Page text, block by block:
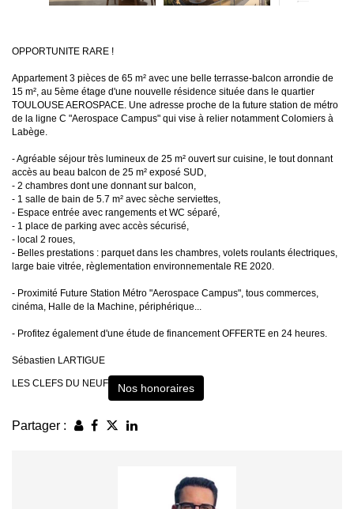
OPPORTUNITE RARE !
Appartement 3 pièces de 65 m² avec une belle terrasse-balcon arrondie de
15 m², au 5ème étage d'une nouvelle résidence située dans le quartier
TOULOUSE AEROSPACE. Une adresse proche de la future station de métro
de la ligne C "Aerospace Campus" qui vise à relier notamment Colomiers à
Labège.
- Agréable séjour très lumineux de 25 m² ouvert sur cuisine, le tout donnant
accès au beau balcon de 25 m² exposé SUD,
- 2 chambres dont une donnant sur balcon,
- 1 salle de bain de 5.7 m² avec sèche serviettes,
- Espace entrée avec rangements et WC séparé,
- 1 place de parking avec accès sécurisé,
- local 2 roues,
- Belles prestations : parquet dans les chambres, volets roulants électriques,
large baie vitrée, règlementation environnementale RE 2020.
- Proximité Future Station Métro "Aerospace Campus", tous commerces,
cinéma, Halle de la Machine, périphérique...
- Profitez également d'une étude de financement OFFERTE en 24 heures.
Sébastien LARTIGUE
LES CLEFS DU NEUF Nos honoraires
Partager :